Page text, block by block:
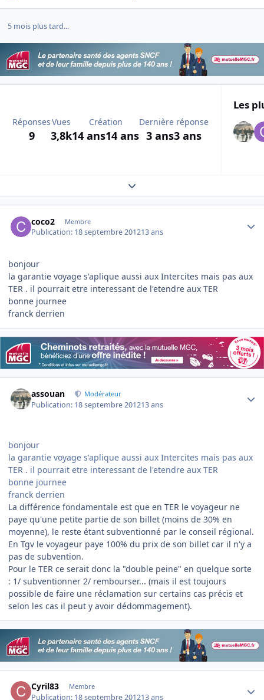
5 mois plus tard...
Réponses
9
Vues
3,8k
Création
14 ans14 ans
Dernière réponse
3 ans3 ans
Les
Expand topic overview
coco2 Membre
Publication: 18 septembre 201213 ans
bonjour
la garantie voyage s'aplique aussi aux Intercites mais pas aux
TER . il pourrait etre interessant de l'etendre aux TER
bonne journee
franck derrien
assouan Modérateur
Publication: 18 septembre 201213 ans
bonjour
la garantie voyage s'aplique aussi aux Intercites mais pas aux
TER . il pourrait etre interessant de l'etendre aux TER
bonne journee
franck derrien
La différence fondamentale est que en TER le voyageur ne
paye qu'une petite partie de son billet (moins de 30% en
moyenne), le reste étant subventionné par le conseil régional.
En Tgv le voyageur paye 100% du prix de son billet car il n'y a
pas de subvention.
Pour le TER ce serait donc la "double peine" en quelque sorte
: 1/ subventionner 2/ rembourser... (mais il est toujours
possible de faire une réclamation sur certains cas précis et
selon les cas il peut y avoir dédommagement).
Cyril83 Membre
Publication: 18 septembre 201213 ans